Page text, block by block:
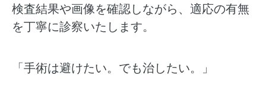
検査結果や画像を確認しながら、適応の有無
を丁寧に診察いたします。
「手術は避けたい。でも治したい。」